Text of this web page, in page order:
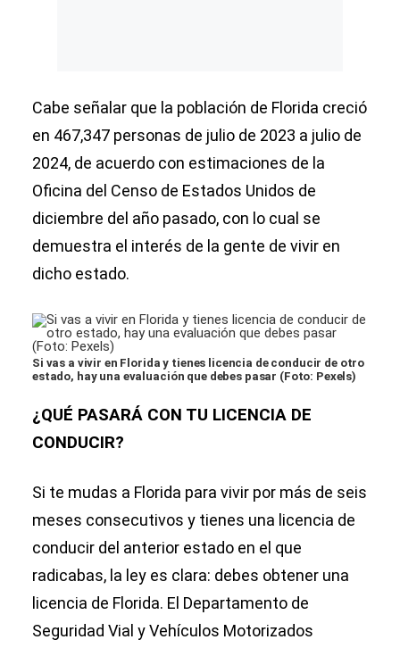
Cabe señalar que la población de Florida creció
en 467,347 personas de julio de 2023 a julio de
2024, de acuerdo con estimaciones de la
Oficina del Censo de Estados Unidos de
diciembre del año pasado, con lo cual se
demuestra el interés de la gente de vivir en
dicho estado.
Si vas a vivir en Florida y tienes licencia de conducir de otro
estado, hay una evaluación que debes pasar (Foto: Pexels)
¿QUÉ PASARÁ CON TU LICENCIA DE
CONDUCIR?
Si te mudas a Florida para vivir por más de seis
meses consecutivos y tienes una licencia de
conducir del anterior estado en el que
radicabas, la ley es clara: debes obtener una
licencia de Florida. El Departamento de
Seguridad Vial y Vehículos Motorizados